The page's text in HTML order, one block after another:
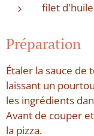
filet
Préparation
Étaler la sauce de
laissant un
les ingrédients
Avant de couper
la pizza.